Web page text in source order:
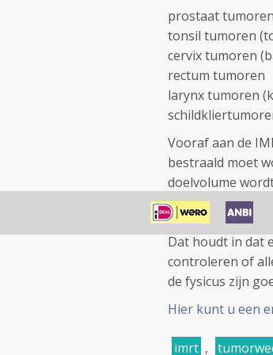
prostaat tumoren
tonsil tumoren
cervix tumoren
rectum tumoren
larynx tumoren
Vooraf aan de
bestraald moet
doelvolume
erbij een
goedgekeurd
Dat houdt in dat
controleren of
de fysicus zijn
Hier kunt u een
imrt ,